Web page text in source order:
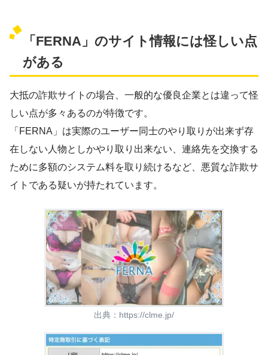
「FERNA」のサイト情報には怪しい点
がある
大抵の詐欺サイトの場合、一般的な優良企業とは違って怪
しい点が多々あるのが特徴です。
「FERNA」は実際のユーザー同士のやり取りが出来ず存
在しない人物としかやり取り出来ない、連絡先を交換する
ために多額のシステム料を取り続けるなど、悪質な詐欺サ
イトである疑いが持たれています。
出典： https://clme.jp/